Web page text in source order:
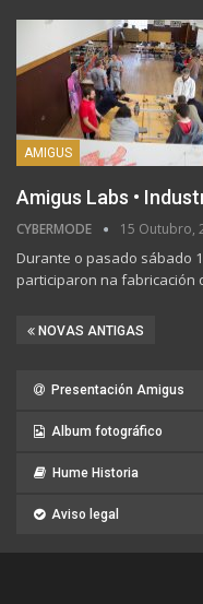
AMIGUS
Amigus Labs •
CYBERMODE 15 Outubro,
Durante o pasado sábado
participaron na fabricación
NOVAS ANTIGAS
Presentación Amigus
Album fotográfico
Hume Historia
Aviso legal